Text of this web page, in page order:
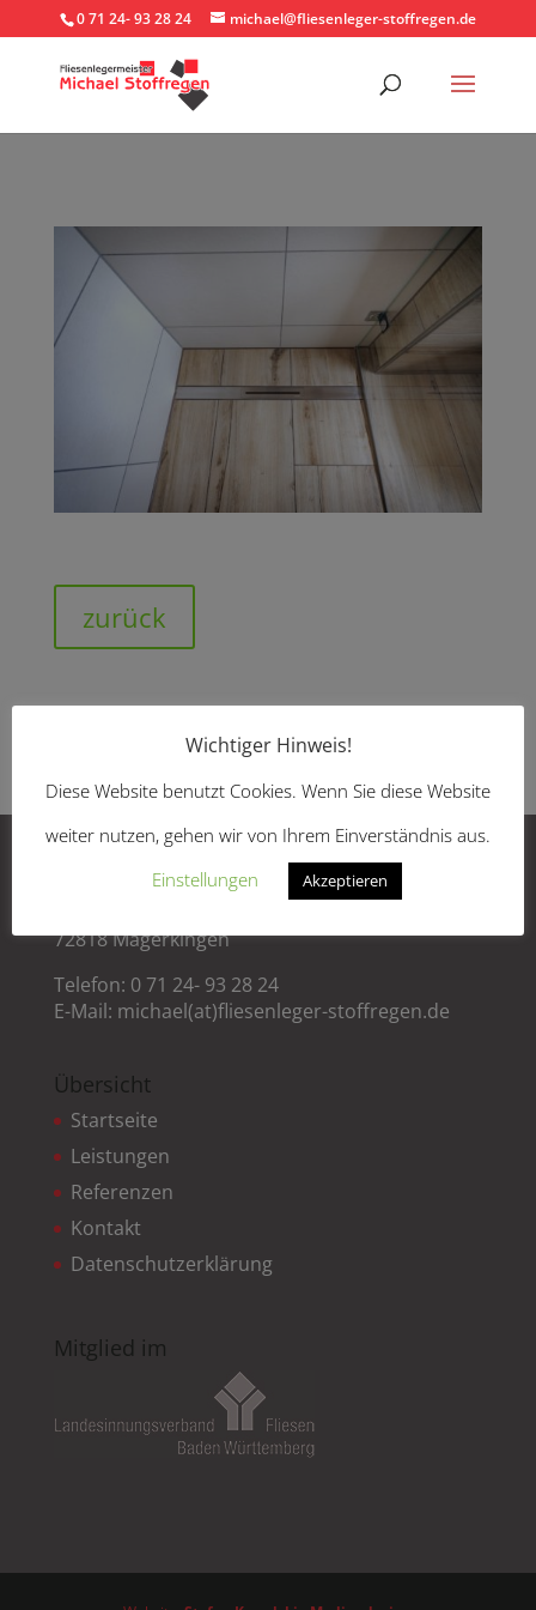
0 71 24- 93 28 24 michael@fliesenleger-stoffregen.de
zurück
← Salmendingen Salmendingen →
Adresse und Kontakt
72818 Mägerkingen
Telefon: 0 71 24- 93 28 24
E-Mail: michael(at)fliesenleger-stoffregen.de
Übersicht
Startseite
Leistungen
Referenzen
Kontakt
Datenschutzerklärung
Mitglied im
Wichtiger Hinweis!
Diese Website benutzt Cookies. Wenn Sie diese Website
weiter nutzen, gehen wir von Ihrem Einverständnis aus.
Einstellungen
Akzeptieren